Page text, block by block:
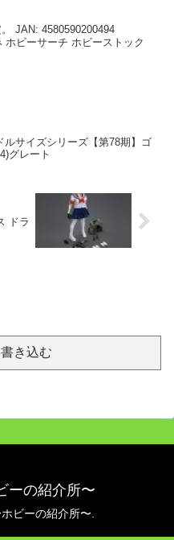
JAN: 4580590200494
ビーサーチ ホビーストック
ルサイズシリーズ【第78期】ゴ
グレート
ドラ
き込む
ーの紹介所〜
ビーの紹介所〜.